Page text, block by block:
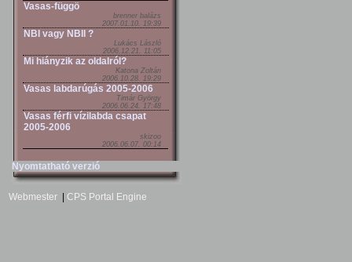
Vasas-függö
brenner balázs
2007.01.10. 19:39
NBI vagy NBII ?
Lukács László
2006.12.21. 11:05
Mi hiányzik az oldalról?
Katona Zoltán
2006.10.28. 19:29
Vasas labdarúgás 2005-2006
Timár György
2006.06.24. 17:48
Vasas férfi vízilabda csapat
2005-2006
skizoo
2006.06.07. 00:14
Nyomtatható verzió
Webmester CPS Portal Engine